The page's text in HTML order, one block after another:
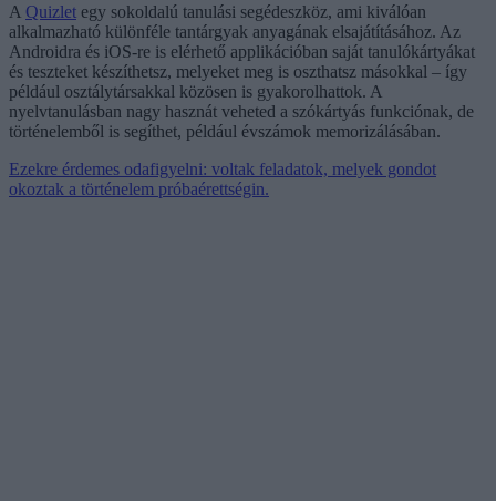
A Quizlet egy sokoldalú tanulási segédeszköz, ami kiválóan
alkalmazható különféle tantárgyak anyagának elsajátításához. Az
Androidra és iOS-re is elérhető applikációban saját tanulókártyákat
és teszteket készíthetsz, melyeket meg is oszthatsz másokkal – így
például osztálytársakkal közösen is gyakorolhattok. A
nyelvtanulásban nagy hasznát veheted a szókártyás funkciónak, de
történelemből is segíthet, például évszámok memorizálásában.
Ezekre érdemes odafigyelni: voltak feladatok, melyek gondot
okoztak a történelem próbaérettségin.